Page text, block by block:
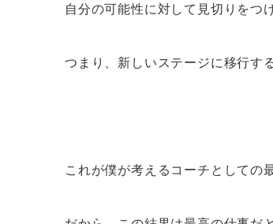
自分の可能性に対して見切りをつ
つまり、新しいステージに移行す
これが僕が考えるコーチとしての